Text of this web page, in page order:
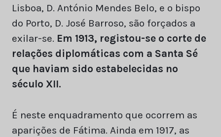
Lisboa, D. António Mendes Belo, e o bispo
do Porto, D. José Barroso, são forçados a
exilar-se. Em 1913, registou-se o corte de
relações diplomáticas com a Santa Sé
que haviam sido estabelecidas no
século XII.
É neste enquadramento que ocorrem as
aparições de Fátima. Ainda em 1917, as